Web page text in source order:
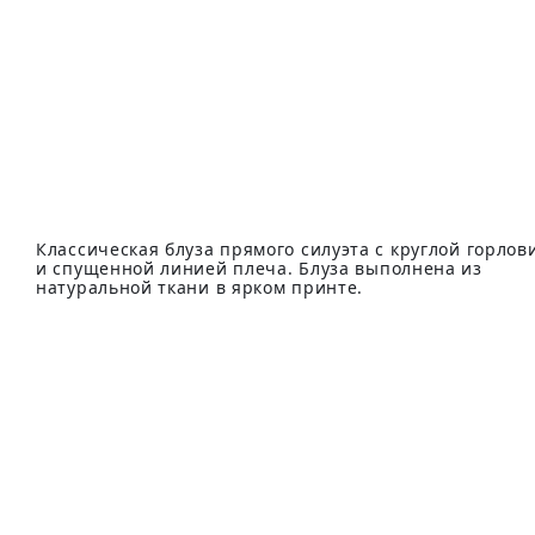
Классическая блуза прямого силуэта с круглой
и спущенной линией плеча. Блуза выполнена из
натуральной ткани в ярком принте.